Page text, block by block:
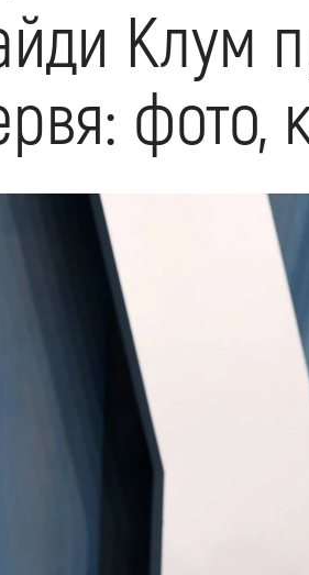
Клум
фото,